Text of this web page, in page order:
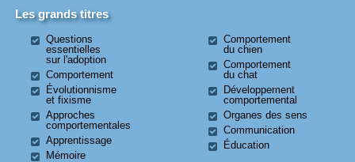
Les grands titres
Questions
essentielles
sur l'adoption
Comportement
Évolutionnisme
et fixisme
Approches
comportementales
Apprentissage
Mémoire
Comportement
du chien
Comportement
du chat
Développement
comportemental
Organes des sens
Communication
Éducation